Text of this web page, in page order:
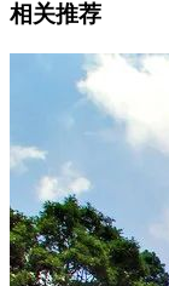
相关推荐